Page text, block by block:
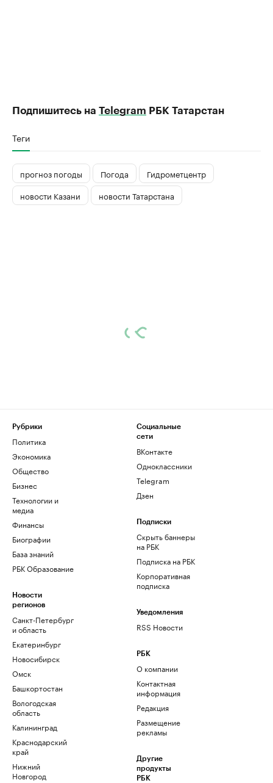
Подпишитесь на Telegram РБК Татарстан
Теги
прогноз погоды Погода
Гидрометцентр
новости Казани
новости Татарстана
Рубрики
Политика
Экономика
Общество
Бизнес
Технологии и
медиа
Финансы
Биографии
База знаний
РБК Образование
Новости
регионов
Санкт-Петербург
и область
Екатеринбург
Новосибирск
Омск
Башкортостан
Вологодская
область
Калининград
Краснодарский
край
Нижний
Новгород
Социальные
сети
ВКонтакте
Одноклассники
Telegram
Дзен
Подписки
Скрыть баннеры
на РБК
Подписка на РБК
Корпоративная
подписка
Уведомления
RSS Новости
РБК
О компании
Контактная
информация
Редакция
Размещение
рекламы
Другие
продукты
РБК